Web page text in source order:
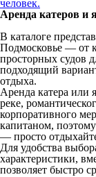
человек.
Аренда катеров и
В каталоге
Подмосковье — от
просторных судов
подходящий
отдыха.
Аренда катера или
реке,
корпоративного
капитаном,
— просто
Для удобства
характеристики,
позволяет быстро